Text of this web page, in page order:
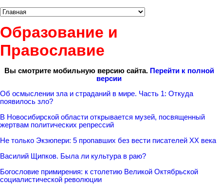
Образование и
Православие
Вы смотрите мобильную версию сайта. Перейти к полной
версии
Об осмыслении зла и страданий в мире. Часть 1: Откуда
появилось зло?
В Новосибирской области открывается музей, посвященный
жертвам политических репрессий
Не только Экзюпери: 5 пропавших без вести писателей XX века
Василий Щипков. Была ли культура в раю?
Богословие примирения: к столетию Великой Октябрьской
социалистической революции